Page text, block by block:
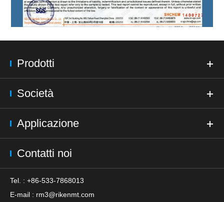
Prodotti
Società
Applicazione
Contatti noi
Tel. : +86-533-7868013
E-mail : rm3@rikenmt.com